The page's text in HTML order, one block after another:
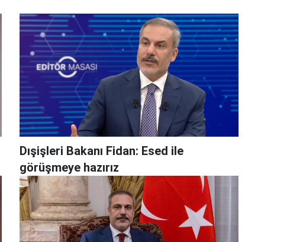
Dışişleri Bakanı Fidan: Esed ile
görüşmeye hazırız